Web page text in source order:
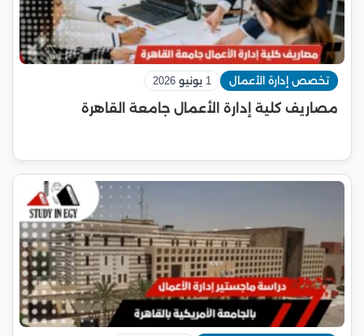
تخصص إدارة الأعمال 1 يونيو 2026
مصاريف كلية إدارة الأعمال جامعة القاهرة